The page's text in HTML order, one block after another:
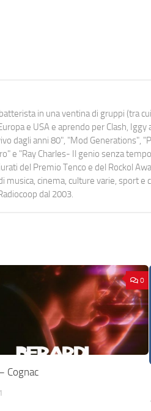
in una ventina di gruppi (tra
e USA e aprendo per Clash,
dagli anni 80", "Mod Generations",
e "Ray Charles- Il genio senza
del Premio Tenco e del Rockol
cinema, culture varie, sport
dal 2003.
0
Cognac